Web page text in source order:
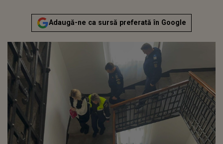
Adaugă-ne ca sursă preferată în Google